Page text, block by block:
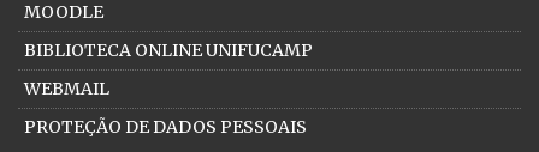
MOODLE
BIBLIOTECA ONLINE UNIFUCAMP
WEBMAIL
PROTEÇÃO DE DADOS PESSOAIS